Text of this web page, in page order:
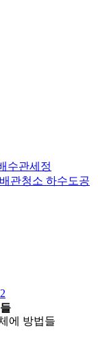
수관세정
관청소 하수도공
에 방법들